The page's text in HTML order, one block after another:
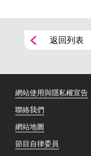
返回列表
網站使用與隱私權宣告
聯絡我們
網站地圖
節目自律委員